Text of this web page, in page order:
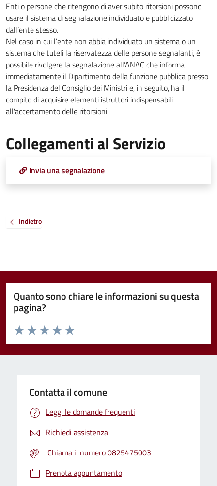
Enti o persone che ritengono di aver subito ritorsioni possono
usare il sistema di segnalazione individuato e pubblicizzato
dall’ente stesso.
Nel caso in cui l’ente non abbia individuato un sistema o un
sistema che tuteli la riservatezza delle persone segnalanti, è
possibile rivolgere la segnalazione all’ANAC che informa
immediatamente il Dipartimento della funzione pubblica presso
la Presidenza del Consiglio dei Ministri e, in seguito, ha il
compito di acquisire elementi istruttori indispensabili
all'accertamento delle ritorsioni.
Collegamenti al Servizio
Invia una segnalazione
Indietro
Quanto sono chiare le informazioni su questa
pagina?
Valuta da 1 a 5 stelle la pagina
Valuta 5 stelle su 5
Valuta 4 stelle su 5
Valuta 3 stelle su 5
Valuta 2 stelle su 5
Valuta 1 stelle su 5
Contatta il comune
Leggi le domande frequenti
Richiedi assistenza
Chiama il numero 0825475003
Prenota appuntamento